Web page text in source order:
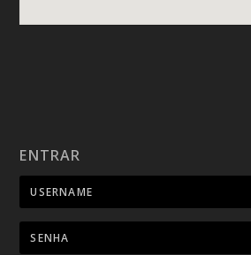
ENTRAR